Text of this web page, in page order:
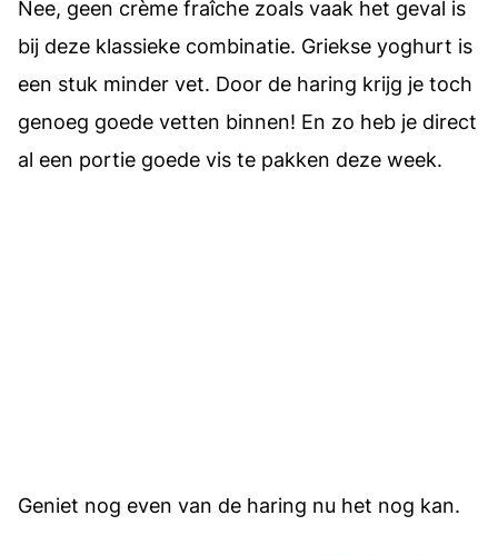
Nee, geen crème fraîche zoals vaak het geval is
bij deze klassieke combinatie. Griekse yoghurt is
een stuk minder vet. Door de haring krijg je toch
genoeg goede vetten binnen! En zo heb je direct
al een portie goede vis te pakken deze week.
Geniet nog even van de haring nu het nog kan.